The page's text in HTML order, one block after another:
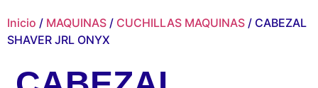
Inicio / MAQUINAS / CUCHILLAS MAQUINAS / CABEZAL
SHAVER JRL ONYX